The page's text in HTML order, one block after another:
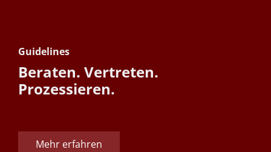
Guidelines
Beraten. Vertreten.
Prozessieren.
Mehr erfahren